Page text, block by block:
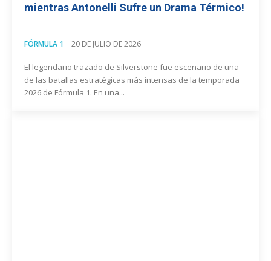
mientras Antonelli Sufre un Drama Térmico!
FÓRMULA 1 20 DE JULIO DE 2026
El legendario trazado de Silverstone fue escenario de una
de las batallas estratégicas más intensas de la temporada
2026 de Fórmula 1. En una...